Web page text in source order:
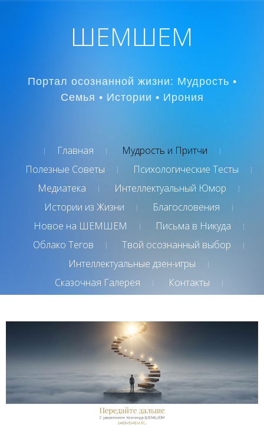
ШЕМШЕМ
Портал осознанной жизни: Мудрость •
Семья • Истории • Ирония
Главная
Мудрость и Притчи
Полезные Советы
Психологические Тесты
Медиатека
Интеллектуальный Юмор
Истории из Жизни
Благословения
Новое на ШЕМШЕМ
Письма в Никуда
Облако Тегов
Твой осознанный выбор
Интеллектуальные дзен-игры
Сказочная Галерея
Контакты